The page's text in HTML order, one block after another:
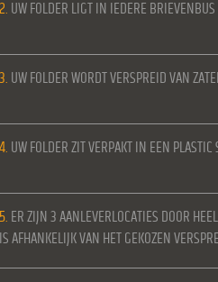
2. UW FOLDER LIGT IN IEDERE
3. UW FOLDER WORDT VERSPREID VAN
4. UW FOLDER ZIT VERPAKT IN EEN
5. ER ZIJN 3 AANLEVERLOCATIES DOOR
IS AFHANKELIJK VAN HET GEKOZEN